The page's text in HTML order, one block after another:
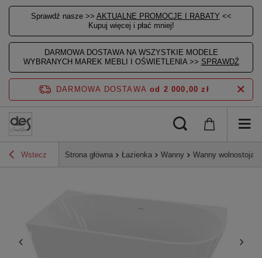
Sprawdź nasze >> AKTUALNE PROMOCJE I RABATY <<
Kupuj więcej i płać mniej!
DARMOWA DOSTAWA NA WSZYSTKIE MODELE
WYBRANYCH MAREK MEBLI I OŚWIETLENIA >> SPRAWDŹ
DARMOWA DOSTAWA od 2 000,00 zł
Wstecz Strona główna Łazienka Wanny Wanny